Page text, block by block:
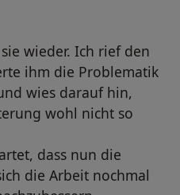
wieder. Ich rief den
ihm die Problematik
wies darauf hin,
wohl nicht so
dass nun die
die Arbeit nochmal